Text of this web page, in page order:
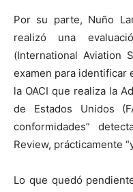
Por su parte, Nuño
realizó una
(International Aviation
examen para identificar
la OACI que realiza la
de Estados Unidos
conformidades”
Review, prácticamente
Lo que quedó